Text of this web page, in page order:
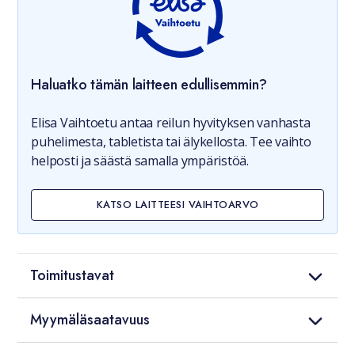
Haluatko tämän laitteen edullisemmin?
Elisa Vaihtoetu antaa reilun hyvityksen vanhasta
puhelimesta, tabletista tai älykellosta. Tee vaihto
helposti ja säästä samalla ympäristöä.
KATSO LAITTEESI VAIHTOARVO
Toimitustavat
Myymäläsaatavuus